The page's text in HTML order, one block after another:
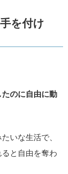
を付け
のに自由に動
いな生活で、
と自由を奪わ